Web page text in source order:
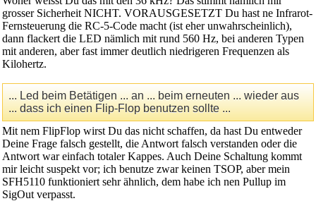
grosser Sicherheit NICHT. VORAUSGESETZT Du hast ne Infrarot-
Fernsteuerung die RC-5-Code macht (ist eher unwahrscheinlich),
dann flackert die LED nämlich mit rund 560 Hz, bei anderen Typen
mit anderen, aber fast immer deutlich niedrigeren Frequenzen als
Kilohertz.
... Led beim Betätigen ... an ... beim erneuten ... wieder aus
... dass ich einen Flip-Flop benutzen sollte ...
Mit nem FlipFlop wirst Du das nicht schaffen, da hast Du entweder
Deine Frage falsch gestellt, die Antwort falsch verstanden oder die
Antwort war einfach totaler Kappes. Auch Deine Schaltung kommt
mir leicht suspekt vor; ich benutze zwar keinen TSOP, aber mein
SFH5110 funktioniert sehr ähnlich, dem habe ich nen Pullup im
SigOut verpasst.